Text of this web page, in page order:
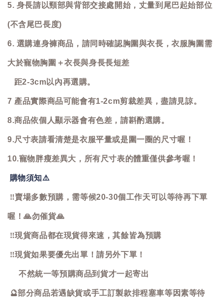
5. 身長請以頸部與背部交接處開始，丈量到尾巴起始部位
(不含尾巴長度)
6. 選購連身褲商品，請同時確認胸圍與衣長，衣服胸圍需
大於寵物胸圍＋衣長與身長長短差
距2-3cm以內再選購。
7 產品實際商品可能會有1-2cm剪裁差異，盡請見諒。
8.商品依個人顯示器會有色差，請斟酌選購。
9.尺寸表請看清楚是衣服平量或是圍一圈的尺寸喔！
10.寵物胖瘦差異大，所有尺寸表的體重僅供參考喔！
購物須知⚠️
‼️賣場多數預購，需等候20-30個工作天可以等待再下單
喔！🙏勿催貨🙏
‼️現貨商品都在現貨得來速，其餘皆為預購
‼️現貨如果要優先出單！請另外下單！
不然統一等預購商品到貨才一起寄出
🔮部分商品若遇缺貨或手工訂製款排程塞車等因素等待